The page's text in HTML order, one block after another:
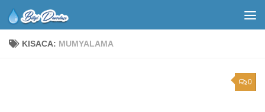
KISACA: MUMYALAMA
0